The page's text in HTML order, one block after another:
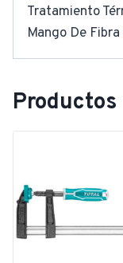
Tratamiento
Mango De